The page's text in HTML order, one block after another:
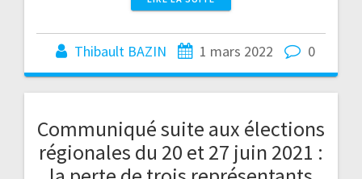
Thibault BAZIN 1 mars 2022 0
Communiqué suite aux élections
régionales du 20 et 27 juin 2021 :